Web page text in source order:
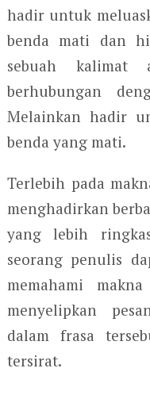
hadir untuk
benda mati dan
sebuah kalimat
berhubungan
Melainkan hadir
benda yang mati.
Terlebih pada
menghadirkan
yang lebih
seorang penulis
memahami
menyelipkan
dalam frasa
tersirat.